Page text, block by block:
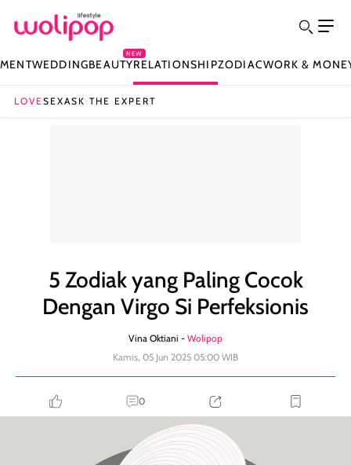
WEDDINGBEAUTY
NEW
RELATIONSHIPZODIACWORK &
LOVESEXASK THE EXPERT
5 Zodiak yang Paling Cocok
Dengan Virgo Si Perfeksionis
Vina Oktiani - Wolipop
Kamis, 05 Jun 2025 05:00 WIB
0